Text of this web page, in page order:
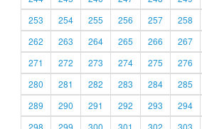
253
254 255 256 257 258
262
263 264 265 266 267
271
272 273 274 275 276
280
281 282 283 284 285
289
290 291 292 293 294
298
299 300 301 302 303